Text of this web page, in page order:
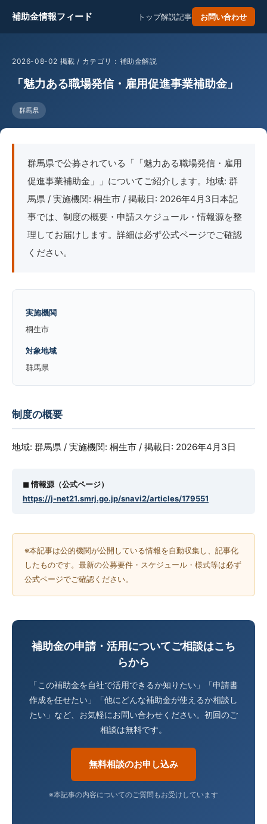
補助金情報フィード トップ解説記事 お問い合わせ
2026-08-02 掲載 / カテゴリ：補助金解説
「魅力ある職場発信・雇用促進事業補助金」
群馬県
群馬県で公募されている「「魅力ある職場発信・雇用
促進事業補助金」」についてご紹介します。地域: 群
馬県 / 実施機関: 桐生市 / 掲載日: 2026年4月3日本記
事では、制度の概要・申請スケジュール・情報源を整
理してお届けします。詳細は必ず公式ページでご確認
ください。
実施機関
桐生市
対象地域
群馬県
制度の概要
地域: 群馬県 / 実施機関: 桐生市 / 掲載日: 2026年4月3日
◼︎ 情報源（公式ページ）
https://j-net21.smrj.go.jp/snavi2/articles/179551
※本記事は公的機関が公開している情報を自動収集し、記事化
したものです。最新の公募要件・スケジュール・様式等は必ず
公式ページでご確認ください。
補助金の申請・活用についてご相談はこち
らから
「この補助金を自社で活用できるか知りたい」「申請書
作成を任せたい」「他にどんな補助金が使えるか相談し
たい」など、お気軽にお問い合わせください。初回のご
相談は無料です。
無料相談のお申し込み
※本記事の内容についてのご質問もお受けしています